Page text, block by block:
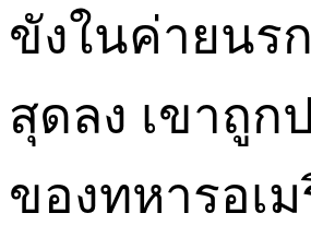
ขังในค่ายนร
สุดลง เขาถู
ของทหารอเ